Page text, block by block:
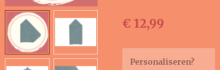
€ 12,99
Personaliseren?